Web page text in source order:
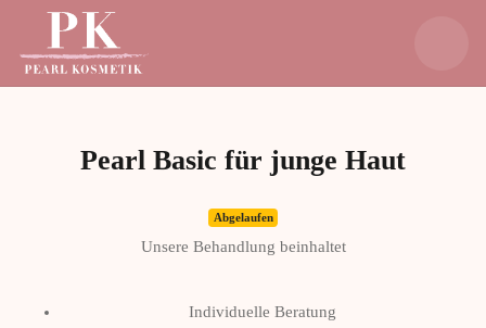
Pearl Basic für junge Haut
Abgelaufen
Unsere Behandlung beinhaltet
Individuelle Beratung